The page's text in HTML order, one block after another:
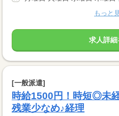
もっと
求人詳細
[一般派遣]
時給1500円！時短◎未
残業少なめ♪経理